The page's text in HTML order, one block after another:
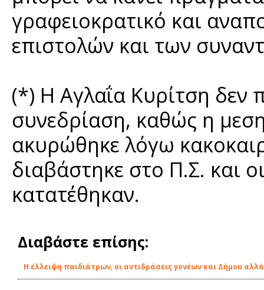
γραφειοκρατικό και
επιστολών και των
(*) Η Αγλαΐα Κυρίτση δεν
συνεδρίαση, καθώς η
ακυρώθηκε λόγω
διαβάστηκε στο Π.Σ. και
κατατέθηκαν.
Διαβάστε επίσης:
Η έλλειψη παιδιάτρων, οι αντιδράσεις γονέων και Δήμου